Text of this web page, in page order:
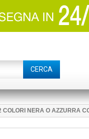
CERCA
NERA O AZZURRA